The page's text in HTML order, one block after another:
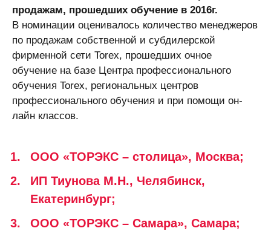
продажам, прошедших обучение в 2016г.
В номинации оценивалось количество менеджеров
по продажам собственной и субдилерской
фирменной сети Torex, прошедших очное
обучение на базе Центра профессионального
обучения Torex, региональных центров
профессионального обучения и при помощи он-
лайн классов.
ООО «ТОРЭКС – столица», Москва;
ИП Тиунова М.Н., Челябинск,
Екатеринбург;
ООО «ТОРЭКС – Самара», Самара;